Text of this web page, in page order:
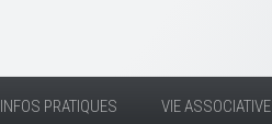
INFOS PRATIQUES VIE ASSOCIATIVE